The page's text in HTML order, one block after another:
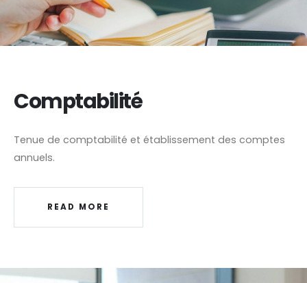
Comptabilité
Tenue de comptabilité et établissement des comptes
annuels.
READ MORE